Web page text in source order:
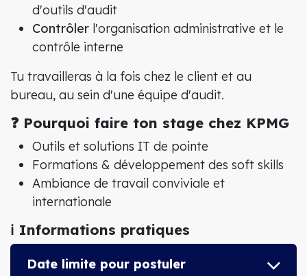
d'outils d'audit
Contrôler l'organisation administrative et le
contrôle interne
Tu travailleras à la fois chez le client et au
bureau, au sein d'une équipe d'audit.
❓ Pourquoi faire ton stage chez KPMG
Outils et solutions IT de pointe
Formations & développement des soft skills
Ambiance de travail conviviale et
internationale
ℹ️ Informations pratiques
Date limite pour postuler